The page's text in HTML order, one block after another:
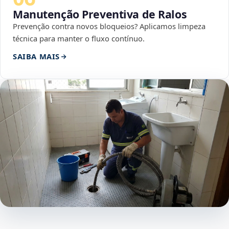
Manutenção Preventiva de Ralos
Prevenção contra novos bloqueios? Aplicamos limpeza
técnica para manter o fluxo contínuo.
SAIBA MAIS